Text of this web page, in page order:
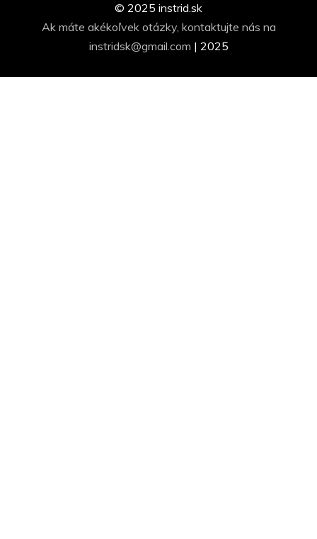
© 2025 instrid.sk
Ak máte akékoľvek otázky, kontaktujte nás na
instridsk@gmail.com | 2025